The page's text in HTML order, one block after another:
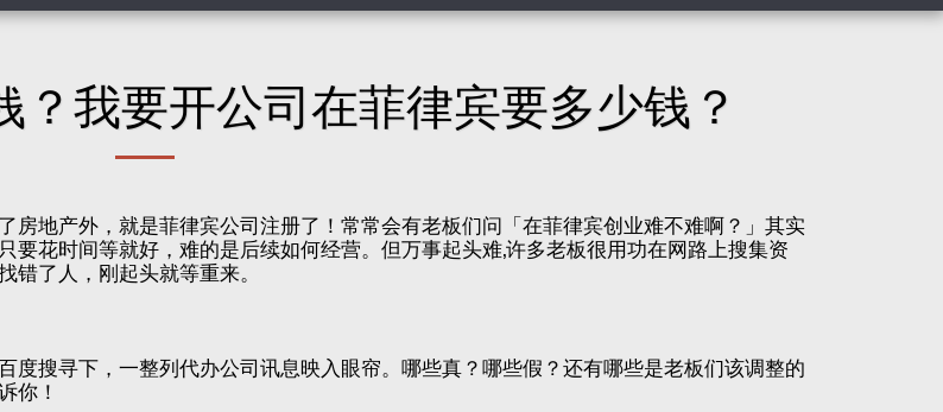
我要开公司在菲律宾要多少钱？
房地产外，就是菲律宾公司注册了！常常会有老板们问「在菲律宾创业难不难啊？」其实
要花时间等就好，难的是后续如何经营。但万事起头难,许多老板很用功在网路上搜集资
错了人，刚起头就等重来。
度搜寻下，一整列代办公司讯息映入眼帘。哪些真？哪些假？还有哪些是老板们该调整的
你！